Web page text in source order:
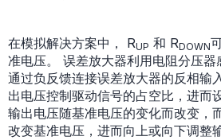
在模拟解决方案中， RUP 和 RDOWN
准电压。 误差放大器利用电阻分压
通过负反馈连接误差放大器的反相输
出电压控制驱动信号的占空比，进而
输出电压随基准电压的变化而改变，
改变基准电压，进而向上或向下调整